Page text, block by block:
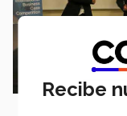
Recibe